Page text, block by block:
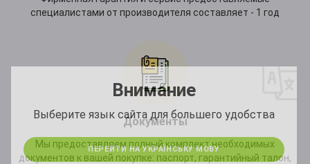
специалистами от производителя составляет - 1 год
Документы
Мы предоставляем полный комплект необходимых
документов к вашей покупке: паспорт, гарантийный талон,
Внимание
Выберите язык сайта для большего удобства
ПЕРЕЙТИ НА УКРАЇНСЬКУ МОВУ